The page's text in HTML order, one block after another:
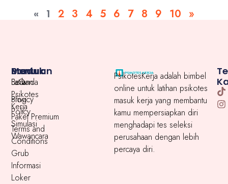
« 1 2 3 4 5 6 7 8 9 10 »
PsikotesKerja adalah bimbel
online untuk latihan psikotes
masuk kerja yang membantu
kamu mempersiapkan diri
menghadapi tes seleksi
perusahaan dengan lebih
percaya diri.
Menu
Beranda
Blog
Paket Premium
Produk
Latihan
Psikotes
Kerja
Simulasi
Wawancara
Grub
Informasi
Loker
Bantuan
FaQ
Privacy
Policy
Terms and
Conditions